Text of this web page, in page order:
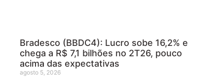
Bradesco (BBDC4): Lucro sobe 16,2% e
chega a R$ 7,1 bilhões no 2T26, pouco
acima das expectativas
agosto 5, 2026